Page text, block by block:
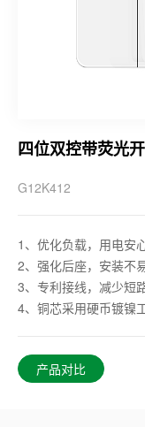
四位双控带荧光开
G12K412
1、优化负载，用电安
2、强化后座，安装不
3、专利接线，减少短
4、铜芯采用硬币镀镍
产品对比